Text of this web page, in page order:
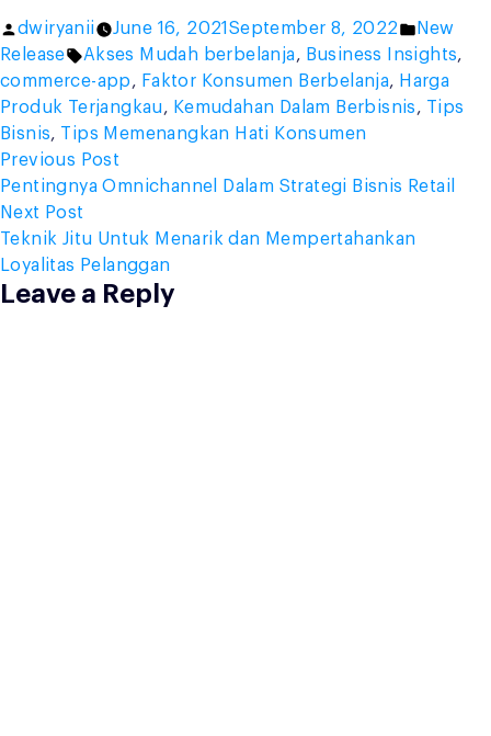
Posted
by
dwiryanii June 16, 2021 September 8, 2022
Posted
in
New
Release
Tags:
Akses Mudah berbelanja, Business Insights,
commerce-app, Faktor Konsumen Berbelanja, Harga
Produk Terjangkau, Kemudahan Dalam Berbisnis, Tips
Bisnis, Tips Memenangkan Hati Konsumen
Post
navigation
Previous Post
post:
Pentingnya Omnichannel Dalam Strategi Bisnis Retail
Next Post
post:
Teknik Jitu Untuk Menarik dan Mempertahankan
Loyalitas Pelanggan
Leave a Reply